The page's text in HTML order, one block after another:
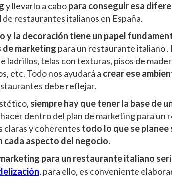
y llevarlo a cabopara conseguir esa
restaurantes italianos en España.
y la decoración tiene un papel
marketing para un restaurante italiano .
ladrillos, telas con texturas, pisos de
etc. Todo nos ayudará a crear ese
debe reflejar.
siempre hay que tener la base de
dentro del plan de marketing para un
claras y coherentes todo lo que se
cada aspecto del negocio.
para un restaurante italiano
, para ello, es conveniente